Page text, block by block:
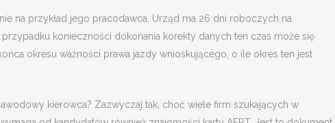
na przykład jego pracodawca. Urząd ma 26 dni roboczych na
konieczności dokonania korekty danych ten czas może się
okresu ważności prawa jazdy wnioskującego, o ile okres ten jest
kierowca? Zazwyczaj tak, choć wiele firm szukających w